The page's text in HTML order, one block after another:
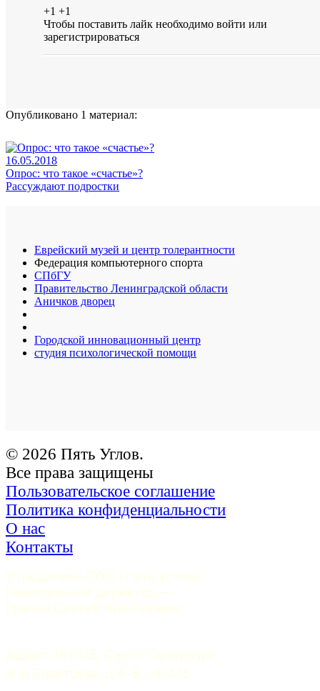
+1 +1
Чтобы поставить лайк необходимо войти или
зарегистрироваться
Опубликовано 1 материал:
16.05.2018
Опрос: что такое «счастье»?
Рассуждают подростки
Еврейский музей и центр толерантности
Федерация компьютерного спорта
СПбГУ
Правительство Ленинградской области
Аничков дворец
Городской инновационный центр
студия психологической помощи
© 2026 Пять Углов.
Все права защищены
Пользовательское соглашение
Политика конфиденциальности
О нас
Контакты
Учредитель ООО «Пять углов».
Генеральный директор —
Грачев Сергей Викторович
Адрес: 191015, Санкт-Петербург,
9-я Советская, д.4-6, оф.415